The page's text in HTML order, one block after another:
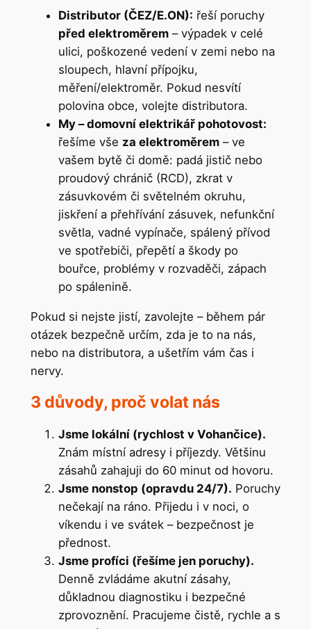
Distributor (ČEZ/E.ON): řeší poruchy
před elektroměrem– výpadek v celé
ulici, poškozené vedení v zemi nebo na
sloupech, hlavní přípojku,
měření/elektroměr. Pokud nesvítí
polovina obce, volejte distributora.
My – domovní elektrikář pohotovost:
řešíme vše za elektroměrem– ve
vašem bytě či domě: padá jistič nebo
proudový chránič (RCD), zkrat v
zásuvkovém či světelném okruhu,
jiskření a přehřívání zásuvek, nefunkční
světla, vadné vypínače, spálený přívod
ve spotřebiči, přepětí a škody po
bouřce, problémy v rozvaděči, zápach
po spálenině.
Pokud si nejste jistí, zavolejte – během pár
otázek bezpečně určím, zda je to na nás,
nebo na distributora, a ušetřím vám čas i
nervy.
3 důvody, proč volat nás
Jsme lokální (rychlost v Vohančice).
Znám místní adresy i příjezdy. Většinu
zásahů zahajuji do 60 minut od hovoru.
Jsme nonstop (opravdu 24/7). Poruchy
nečekají na ráno. Přijedu i v noci, o
víkendu i ve svátek – bezpečnost je
přednost.
Jsme profíci (řešíme jen poruchy).
Denně zvládáme akutní zásahy,
důkladnou diagnostiku i bezpečné
zprovoznění. Pracujeme čistě, rychle a s